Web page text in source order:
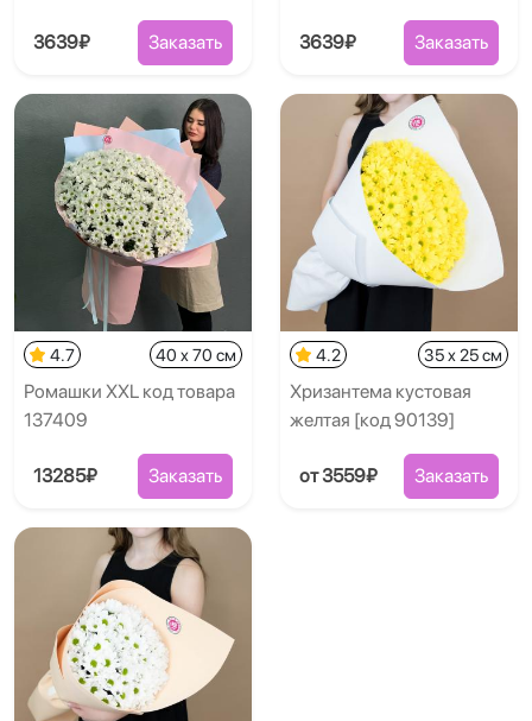
3639₽ Заказать 3639₽ Заказать
4.7 40 x 70 см
Ромашки XXL код товара
137409
13285₽ Заказать
4.2 35 x 25 см
Хризантема кустовая
желтая [код 90139]
от 3559₽ Заказать